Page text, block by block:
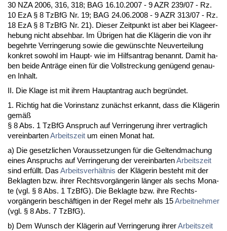
30 NZA 2006, 316, 318; BAG 16.10.2007 - 9 AZR 239/07 - Rz.
10 EzA § 8 Tz­B­fG Nr. 19; BAG 24.06.2008 - 9 AZR 313/07 - Rz.
18 EzA § 8 Tz­B­fG Nr. 21). Die­ser Zeit­punkt ist aber bei Kla­ge­er­
he­bung nicht ab­seh­bar. Im Übri­gen hat die Kläge­rin die von ihr
be­gehr­te Ver­rin­ge­rung so­wie die gewünsch­te Neu­ver­tei­lung
kon­kret so­wohl im Haupt- wie im Hilfs­an­trag be­nannt. Da­mit ha­
ben bei­de Anträge ei­nen für die Voll­stre­ckung genügend ge­nau­
en In­halt.
II. Die Kla­ge ist mit ih­rem Haupt­an­trag auch be­gründet.
1. Rich­tig hat die Vor­in­stanz zunächst er­kannt, dass die Kläge­rin
gemäß
§ 8 Abs. 1 Tz­B­fG An­spruch auf Ver­rin­ge­rung ih­rer ver­trag­lich
ver­ein­bar­tenAr­beits­zeit um ei­nen Mo­nat hat.
a) Die ge­setz­li­chen Vor­aus­set­zun­gen für die Gel­tend­ma­chung
ei­nes An­spruchs auf Ver­rin­ge­rung der ver­ein­bar­tenAr­beits­zeit
sind erfüllt. Das Ar­beits­verhält­nis der Kläge­rin be­steht mit der
Be­klag­ten bzw. ih­rer Rechts­vorgänge­rin länger als sechs Mo­na­
te (vgl. § 8 Abs. 1 Tz­B­fG). Die Be­klag­te bzw. ih­re Rechts­
vorgänge­rin beschäfti­gen in der Re­gel mehr als 15Ar­beit­neh­mer
(vgl. § 8 Abs. 7 Tz­B­fG).
b) Dem Wunsch der Kläge­rin auf Ver­rin­ge­rung ih­rerAr­beits­zeit